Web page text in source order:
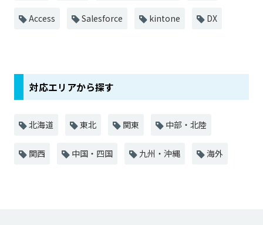
Access Salesforce kintone DX
対応エリアから探す
北海道 東北 関東 中部・北陸
関西 中国・四国 九州・沖縄 海外